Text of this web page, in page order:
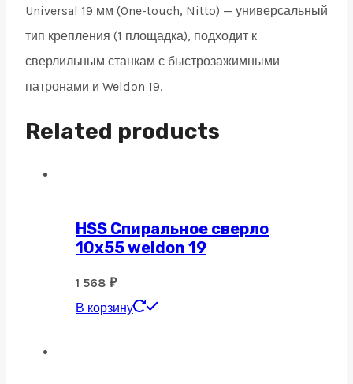
Universal 19 мм (One-touch, Nitto) — универсальный
тип крепления (1 площадка), подходит к
сверлильным станкам с быстрозажимными
патронами и Weldon 19.
Related products
HSS Спиральное сверло
10х55 weldon 19
1 568 ₽
В корзину